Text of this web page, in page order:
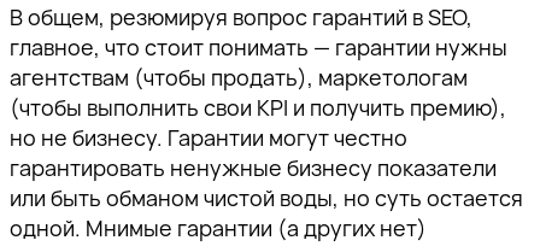
В общем, резюмируя вопрос гарантий в SEO,
главное, что стоит понимать — гарантии нужны
агентствам (чтобы продать), маркетологам
(чтобы выполнить свои KPI и получить премию),
но не бизнесу. Гарантии могут честно
гарантировать ненужные бизнесу показатели
или быть обманом чистой воды, но суть остается
одной. Мнимые гарантии (а других нет)